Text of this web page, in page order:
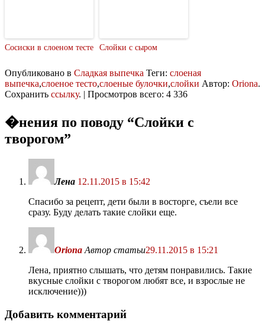
Сосиски в слоеном тесте Слойки с сыром
Опубликовано в Сладкая выпечка Теги: слоеная
выпечка,слоеное тесто,слоеные булочки,слойки Автор: Oriona.
Сохранить ссылку. | Просмотров всего: 4 336
�нения по поводу “Слойки с
творогом”
Лена 12.11.2015 в 15:42
Спасибо за рецепт, дети были в восторге, съели все
сразу. Буду делать такие слойки еще.
Oriona Автор статьи29.11.2015 в 15:21
Лена, приятно слышать, что детям понравились. Такие
вкусные слойки с творогом любят все, и взрослые не
исключение)))
Добавить комментарий